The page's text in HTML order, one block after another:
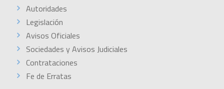
Autoridades
Legislación
Avisos Oficiales
Sociedades y Avisos Judiciales
Contrataciones
Fe de Erratas